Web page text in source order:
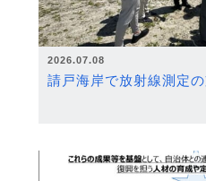
2026.07.08
請戸海岸で放射線測定の